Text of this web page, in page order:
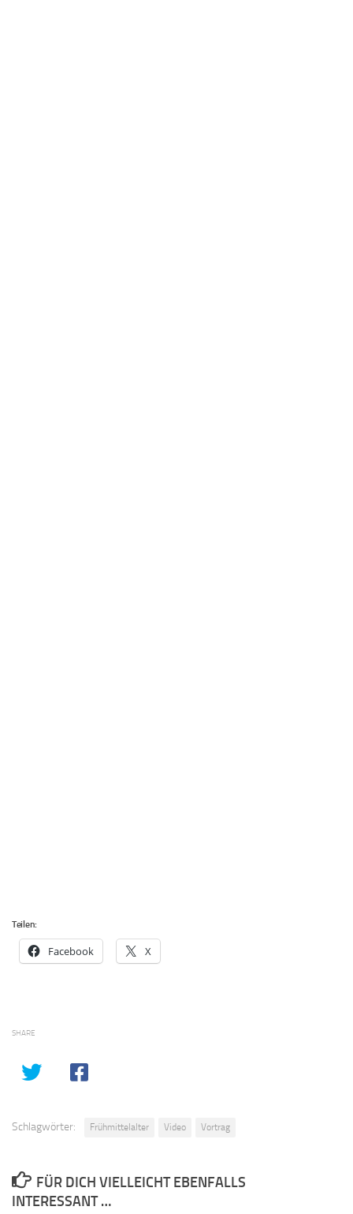
Teilen:
Facebook X
SHARE
Schlagwörter: Frühmittelalter Video Vortrag
FÜR DICH VIELLEICHT EBENFALLS
INTERESSANT …